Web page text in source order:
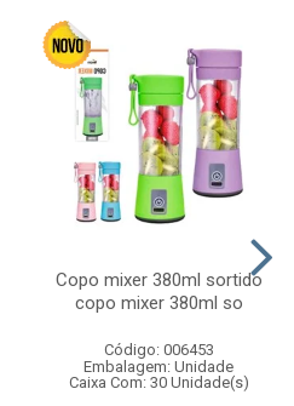
Copo mixer 380ml sortido
copo mixer 380ml so
Código: 006453
Embalagem: Unidade
Caixa Com: 30 Unidade(s)